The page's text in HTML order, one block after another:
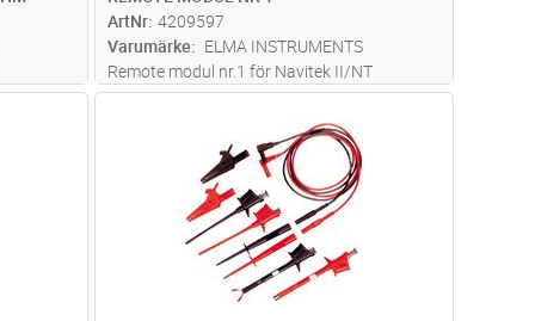
ArtNr 4209597
Varumärke
ELMA INSTRUMENTS
Remote modul nr.1 för Navitek II/NT
Lägg i kundvagn